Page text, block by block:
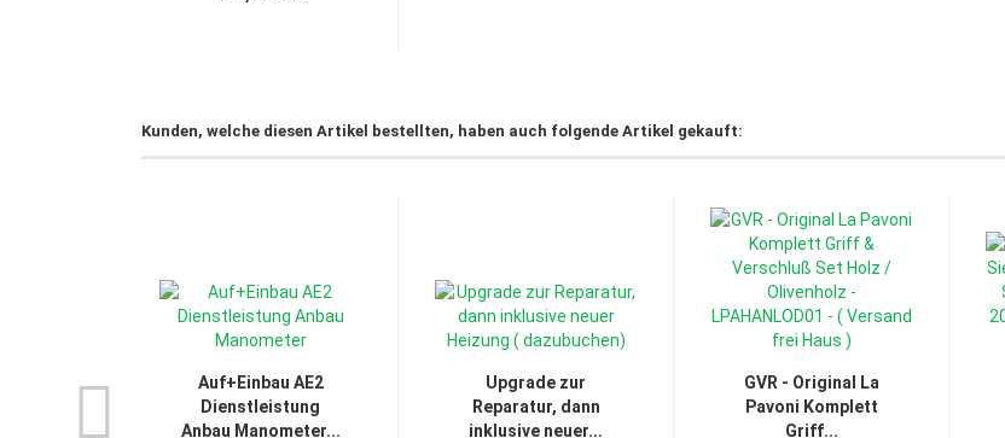
Kunden, welche diesen Artikel bestellten, haben auch folgende Artikel gekauft:
Auf+Einbau AE2
Dienstleistung
Anbau Manometer...
Upgrade zur
Reparatur, dann
inklusive neuer...
GVR - Original La
Pavoni Komplett
Griff...